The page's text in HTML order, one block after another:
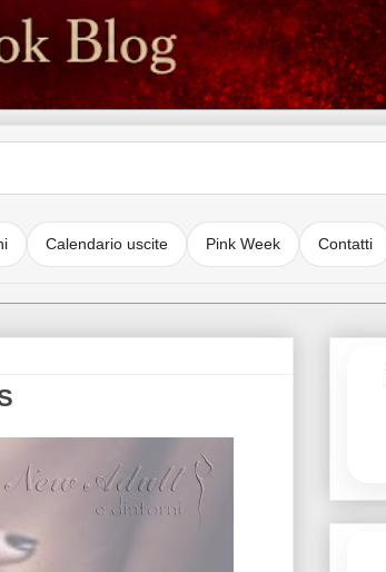
Calendario uscite Pink Week Contatti